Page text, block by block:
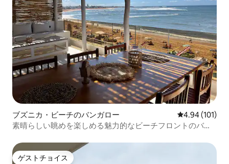
ブズニカ・ビーチのバンガロー レビュー101
4.94 (101)
素晴らしい眺めを楽しめる魅力的なビーチフロントのバン
ゲストチョイス
ゲストチョイス